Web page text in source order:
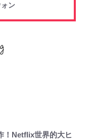
ン
！Netflix世界的大ヒ